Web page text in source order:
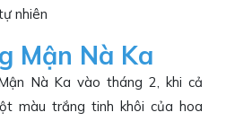
nhiên
Mận Nà Ka
Nà Ka vào tháng 2, khi cả
màu trắng tinh khôi của hoa